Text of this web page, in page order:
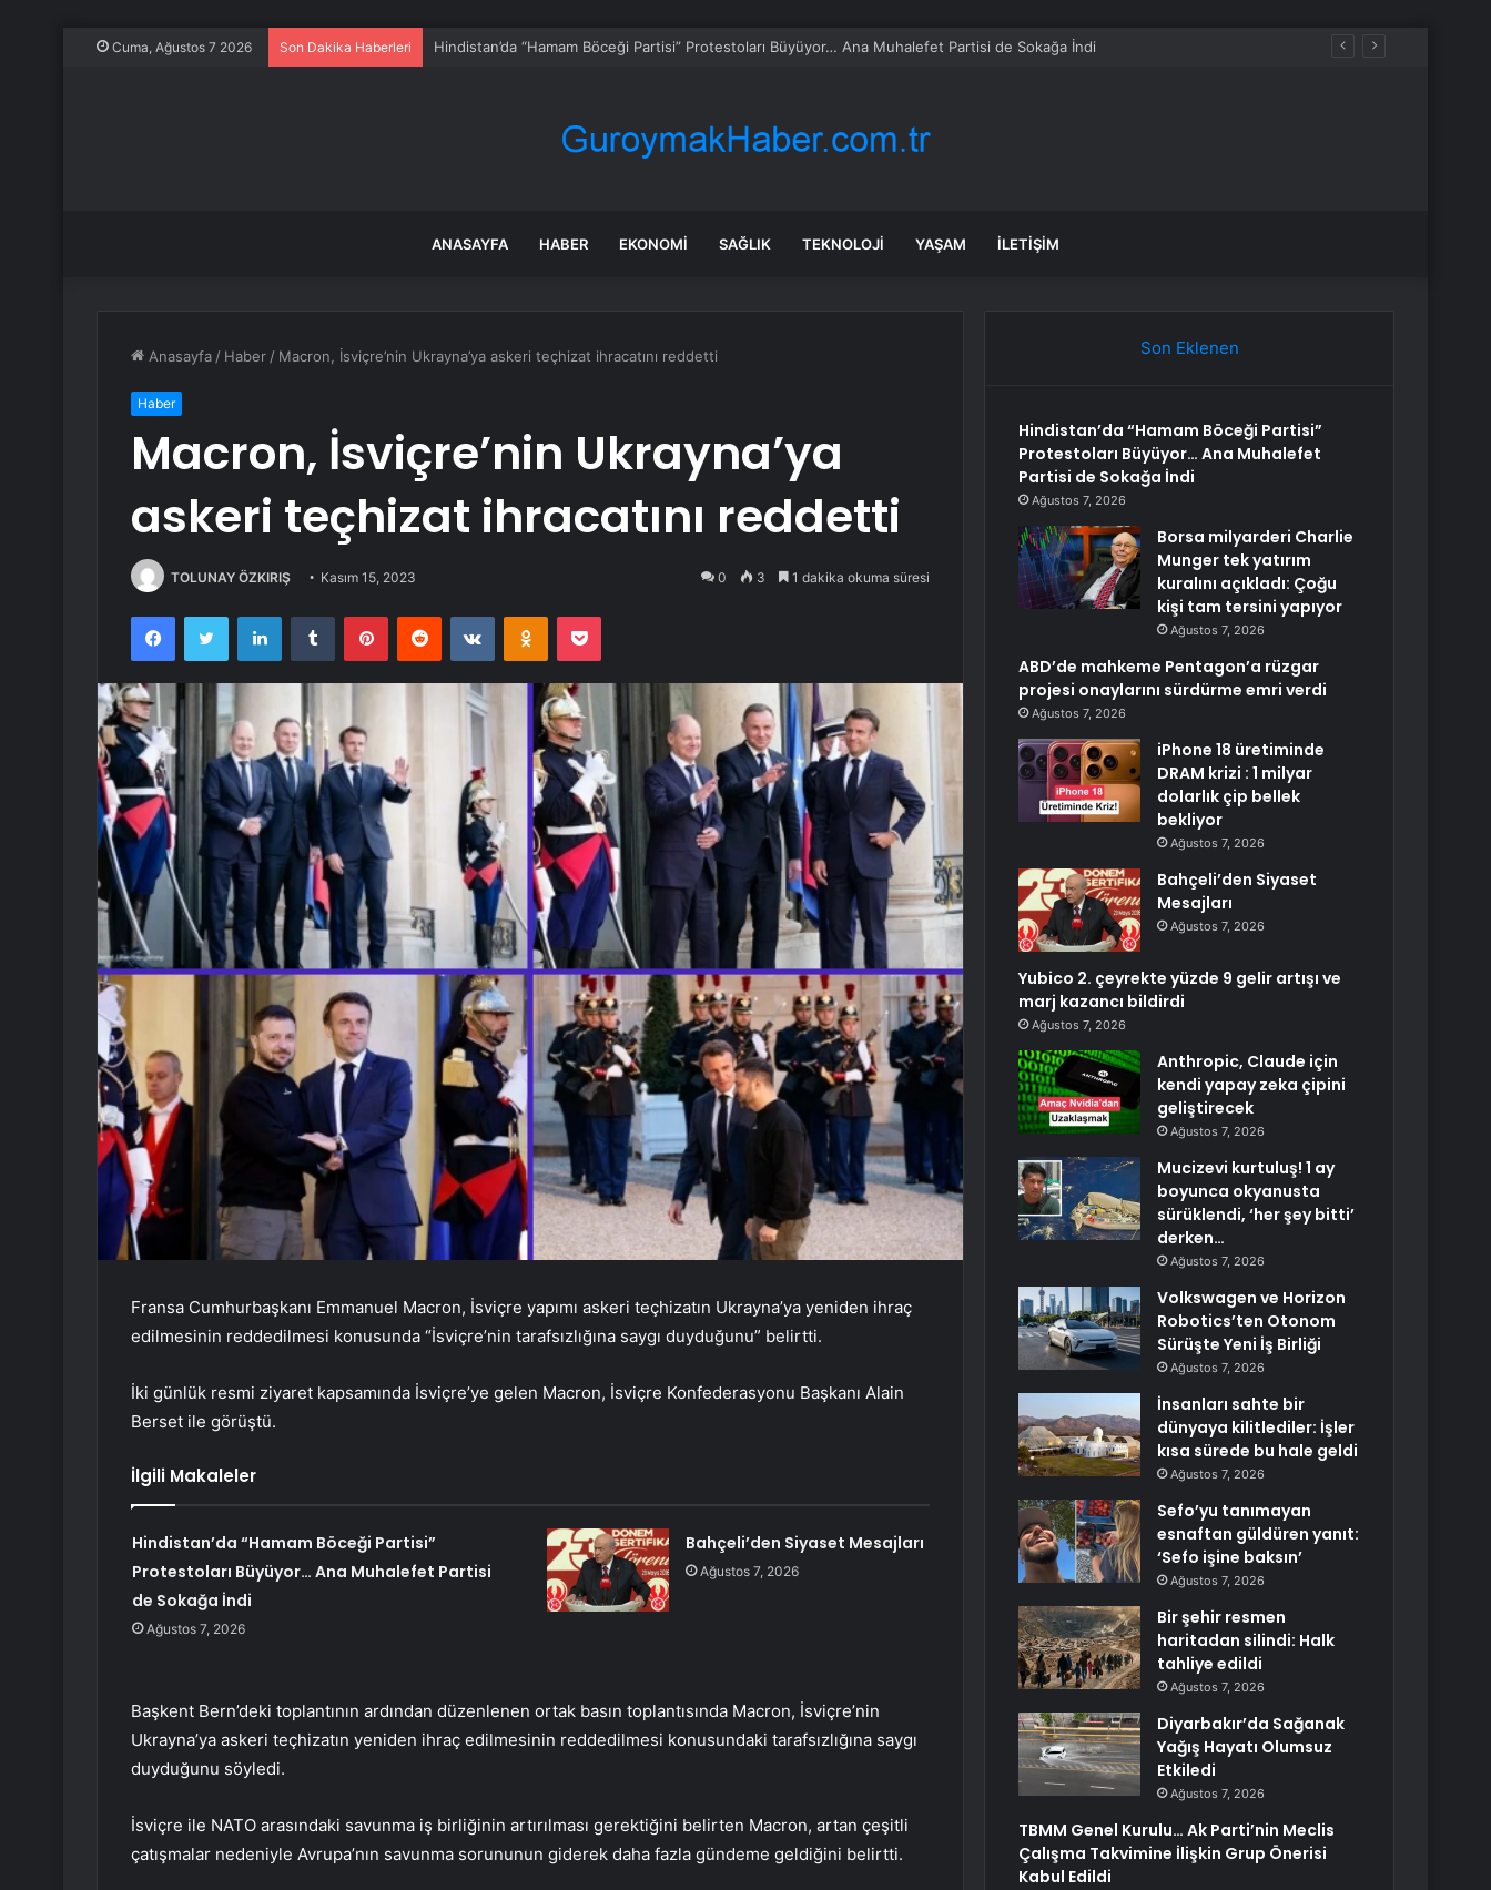
Cuma, Ağustos 7 2026 Son Dakika Haberleri Borsa milyarderi Charlie Munger tek yatırım kuralını açıkladı: Çoğu kişi tam tersini yapıyor
ANASAYFA HABER EKONOMI SAĞLIK TEKNOLOJI YAŞAM İLETIŞIM
Anasayfa / Haber / Macron, İsviçre’nin Ukrayna’ya askeri teçhizat ihracatını reddetti
Haber
Macron, İsviçre’nin Ukrayna’ya
askeri teçhizat ihracatını reddetti
TOLUNAY ÖZKIRIŞ Kasım 15, 2023 0 3 1 dakika okuma süresi
FacebookTwitter LinkedInTumblr PinterestReddit VKontakteOdnoklassniki
Pocket
Fransa Cumhurbaşkanı Emmanuel Macron, İsviçre yapımı askeri teçhizatın Ukrayna’ya yeniden ihraç
edilmesinin reddedilmesi konusunda “İsviçre’nin tarafsızlığına saygı duyduğunu” belirtti.
İki günlük resmi ziyaret kapsamında İsviçre’ye gelen Macron, İsviçre Konfederasyonu Başkanı Alain
Berset ile görüştü.
İlgili Makaleler
Hindistan’da “Hamam Böceği Partisi”
Protestoları Büyüyor… Ana Muhalefet Partisi
de Sokağa İndi
Ağustos 7, 2026
Bahçeli’den Siyaset Mesajları
Ağustos 7, 2026
Başkent Bern’deki toplantının ardından düzenlenen ortak basın toplantısında Macron, İsviçre’nin
Ukrayna’ya askeri teçhizatın yeniden ihraç edilmesinin reddedilmesi konusundaki tarafsızlığına saygı
duyduğunu söyledi.
İsviçre ile NATO arasındaki savunma iş birliğinin artırılması gerektiğini belirten Macron, artan çeşitli
çatışmalar nedeniyle Avrupa’nın savunma sorununun giderek daha fazla gündeme geldiğini belirtti.
Son Eklenen
Hindistan’da “Hamam Böceği Partisi”
Protestoları Büyüyor… Ana Muhalefet
Partisi de Sokağa İndi
Ağustos 7, 2026
Borsa milyarderi Charlie
Munger tek yatırım
kuralını açıkladı: Çoğu
kişi tam tersini yapıyor
Ağustos 7, 2026
ABD’de mahkeme Pentagon’a rüzgar
projesi onaylarını sürdürme emri verdi
Ağustos 7, 2026
iPhone 18 üretiminde
DRAM krizi : 1 milyar
dolarlık çip bellek
bekliyor
Ağustos 7, 2026
Bahçeli’den Siyaset
Mesajları
Ağustos 7, 2026
Yubico 2. çeyrekte yüzde 9 gelir artışı ve
marj kazancı bildirdi
Ağustos 7, 2026
Anthropic, Claude için
kendi yapay zeka çipini
geliştirecek
Ağustos 7, 2026
Mucizevi kurtuluş! 1 ay
boyunca okyanusta
sürüklendi, ‘her şey bitti’
derken…
Ağustos 7, 2026
Volkswagen ve Horizon
Robotics’ten Otonom
Sürüşte Yeni İş Birliği
Ağustos 7, 2026
İnsanları sahte bir
dünyaya kilitlediler: İşler
kısa sürede bu hale geldi
Ağustos 7, 2026
Sefo’yu tanımayan
esnaftan güldüren yanıt:
‘Sefo işine baksın’
Ağustos 7, 2026
Bir şehir resmen
haritadan silindi: Halk
tahliye edildi
Ağustos 7, 2026
Diyarbakır’da Sağanak
Yağış Hayatı Olumsuz
Etkiledi
Ağustos 7, 2026
TBMM Genel Kurulu… Ak Parti’nin Meclis
Çalışma Takvimine İlişkin Grup Önerisi
Kabul Edildi